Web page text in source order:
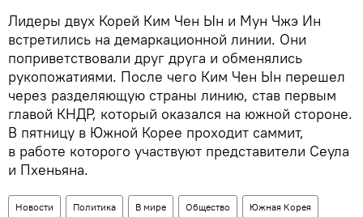
Лидеры двух Корей Ким Чен Ын и Мун Чжэ Ин
встретились на демаркационной линии. Они
поприветствовали друг друга и обменялись
рукопожатиями. После чего Ким Чен Ын перешел
через разделяющую страны линию, став первым
главой КНДР, который оказался на южной стороне.
В пятницу в Южной Корее проходит саммит,
в работе которого участвуют представители Сеула
и Пхеньяна.
Новости Политика В мире Общество Южная Корея